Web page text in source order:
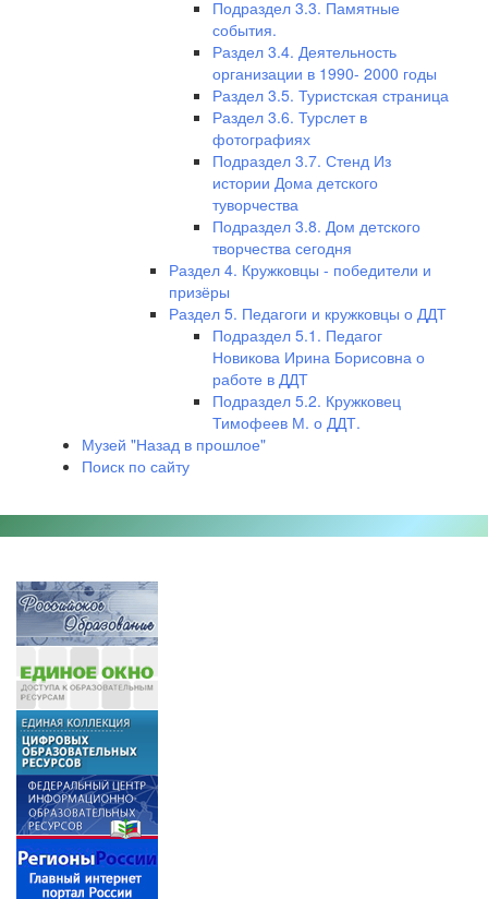
Подраздел 3.3. Памятные
события.
Раздел 3.4. Деятельность
организации в 1990- 2000 годы
Раздел 3.5. Туристская страница
Раздел 3.6. Турслет в
фотографиях
Подраздел 3.7. Стенд Из
истории Дома детского
туворчества
Подраздел 3.8. Дом детского
творчества сегодня
Раздел 4. Кружковцы - победители и
призёры
Раздел 5. Педагоги и кружковцы о ДДТ
Подраздел 5.1. Педагог
Новикова Ирина Борисовна о
работе в ДДТ
Подраздел 5.2. Кружковец
Тимофеев М. о ДДТ.
Музей "Назад в прошлое"
Поиск по сайту